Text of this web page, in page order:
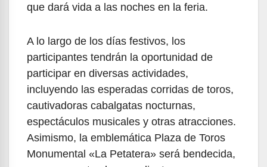
que dará vida a las noches en la feria.
A lo largo de los días festivos, los
participantes tendrán la oportunidad de
participar en diversas actividades,
incluyendo las esperadas corridas de toros,
cautivadoras cabalgatas nocturnas,
espectáculos musicales y otras atracciones.
Asimismo, la emblemática Plaza de Toros
Monumental «La Petatera» será bendecida,